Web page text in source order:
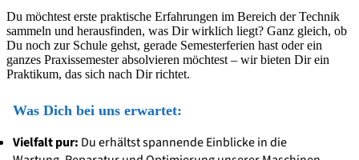
Du möchtest erste praktische Erfahrungen im Bereich der Technik
sammeln und herausfinden, was Dir wirklich liegt? Ganz gleich, ob
Du noch zur Schule gehst, gerade Semesterferien hast oder ein
ganzes Praxissemester absolvieren möchtest – wir bieten Dir ein
Praktikum, das sich nach Dir richtet.
Was Dich bei uns erwartet:
Vielfalt pur: Du erhältst spannende Einblicke in die